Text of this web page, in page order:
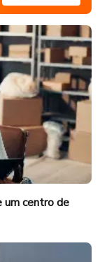
um centro de